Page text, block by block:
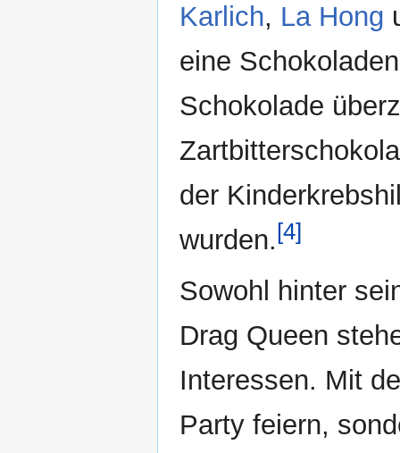
Karlich, La Hong
eine
Schokolade
der
wurden.[4]
Sowohl hinter
Drag Queen
Interessen. Mit
Party feiern,